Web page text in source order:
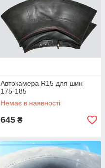
Автокамера R15 для шин
175-185
Немає в наявності
645 ₴